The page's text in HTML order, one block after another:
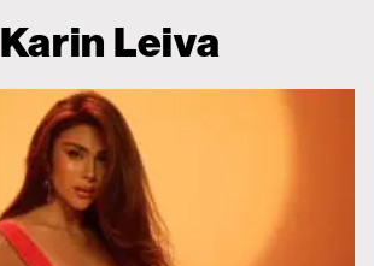
Leiva